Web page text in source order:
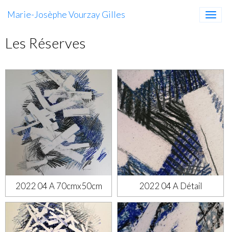
Marie-Josèphe Vourzay Gilles
Les Réserves
2022 04 A 70cmx50cm 2022 04 A Détail